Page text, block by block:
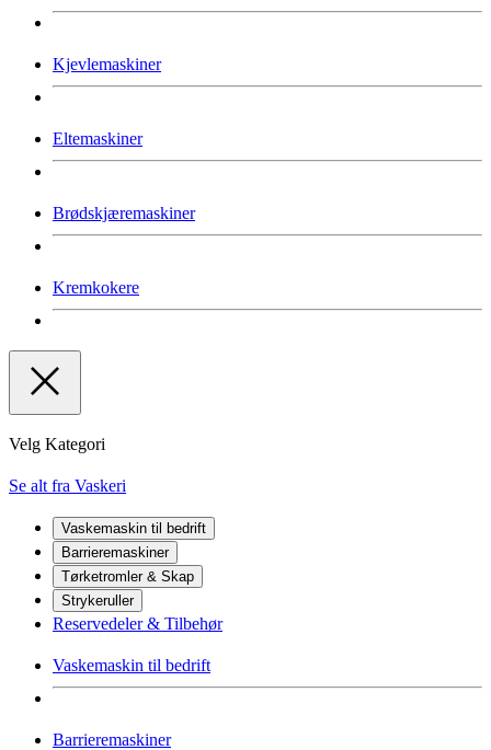
Kjevlemaskiner
Eltemaskiner
Brødskjæremaskiner
Kremkokere
Velg Kategori
Se alt fra Vaskeri
Vaskemaskin til bedrift
Barrieremaskiner
Tørketromler & Skap
Strykeruller
Reservedeler & Tilbehør
Vaskemaskin til bedrift
Barrieremaskiner